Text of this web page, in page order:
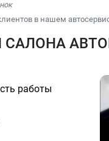
в нашем
работы